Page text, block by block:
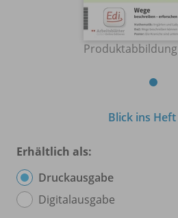
Produktabbildung
Blick ins Heft
Erhältlich als:
Druckausgabe
Digitalausgabe